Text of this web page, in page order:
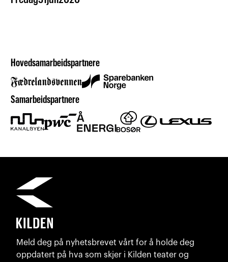
Hovedsamarbeidspartnere
Samarbeidspartnere
Meld deg på nyhetsbrevet vårt for å holde deg
oppdatert på hva som skjer i Kilden teater og